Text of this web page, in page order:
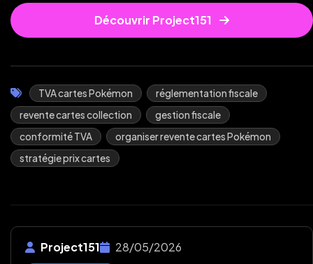
Découvrir Project151
TVA cartes Pokémon
réglementation fiscale
revente cartes collection
gestion fiscale
conformité TVA
organiser revente cartes Pokémon
stratégie prix cartes
Project151 28/05/2026